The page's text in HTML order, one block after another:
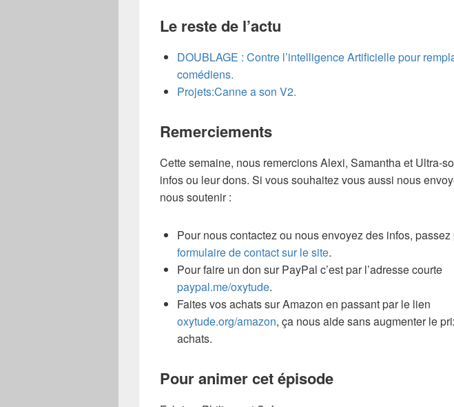
Le reste de l’actu
DOUBLAGE : Contre l’intelligence Artificielle pour
comédiens.
Projets:Canne a son V2.
Remerciements
Cette semaine, nous remercions Alexi, Samantha et Ultra-
infos ou leur dons. Si vous souhaitez vous aussi nous
nous soutenir :
Pour nous contactez ou nous envoyez des infos, passez
formulaire de contact sur le site.
Pour faire un don sur PayPal c’est par l’adresse courte
paypal.me/oxytude.
Faites vos achats sur Amazon en passant par le lien
oxytude.org/amazon, ça nous aide sans augmenter le
achats.
Pour animer cet épisode